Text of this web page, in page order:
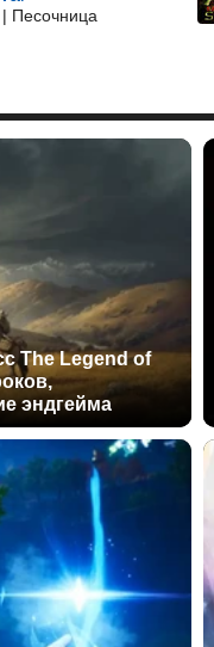
Песочница
The Legend of
эндгейма